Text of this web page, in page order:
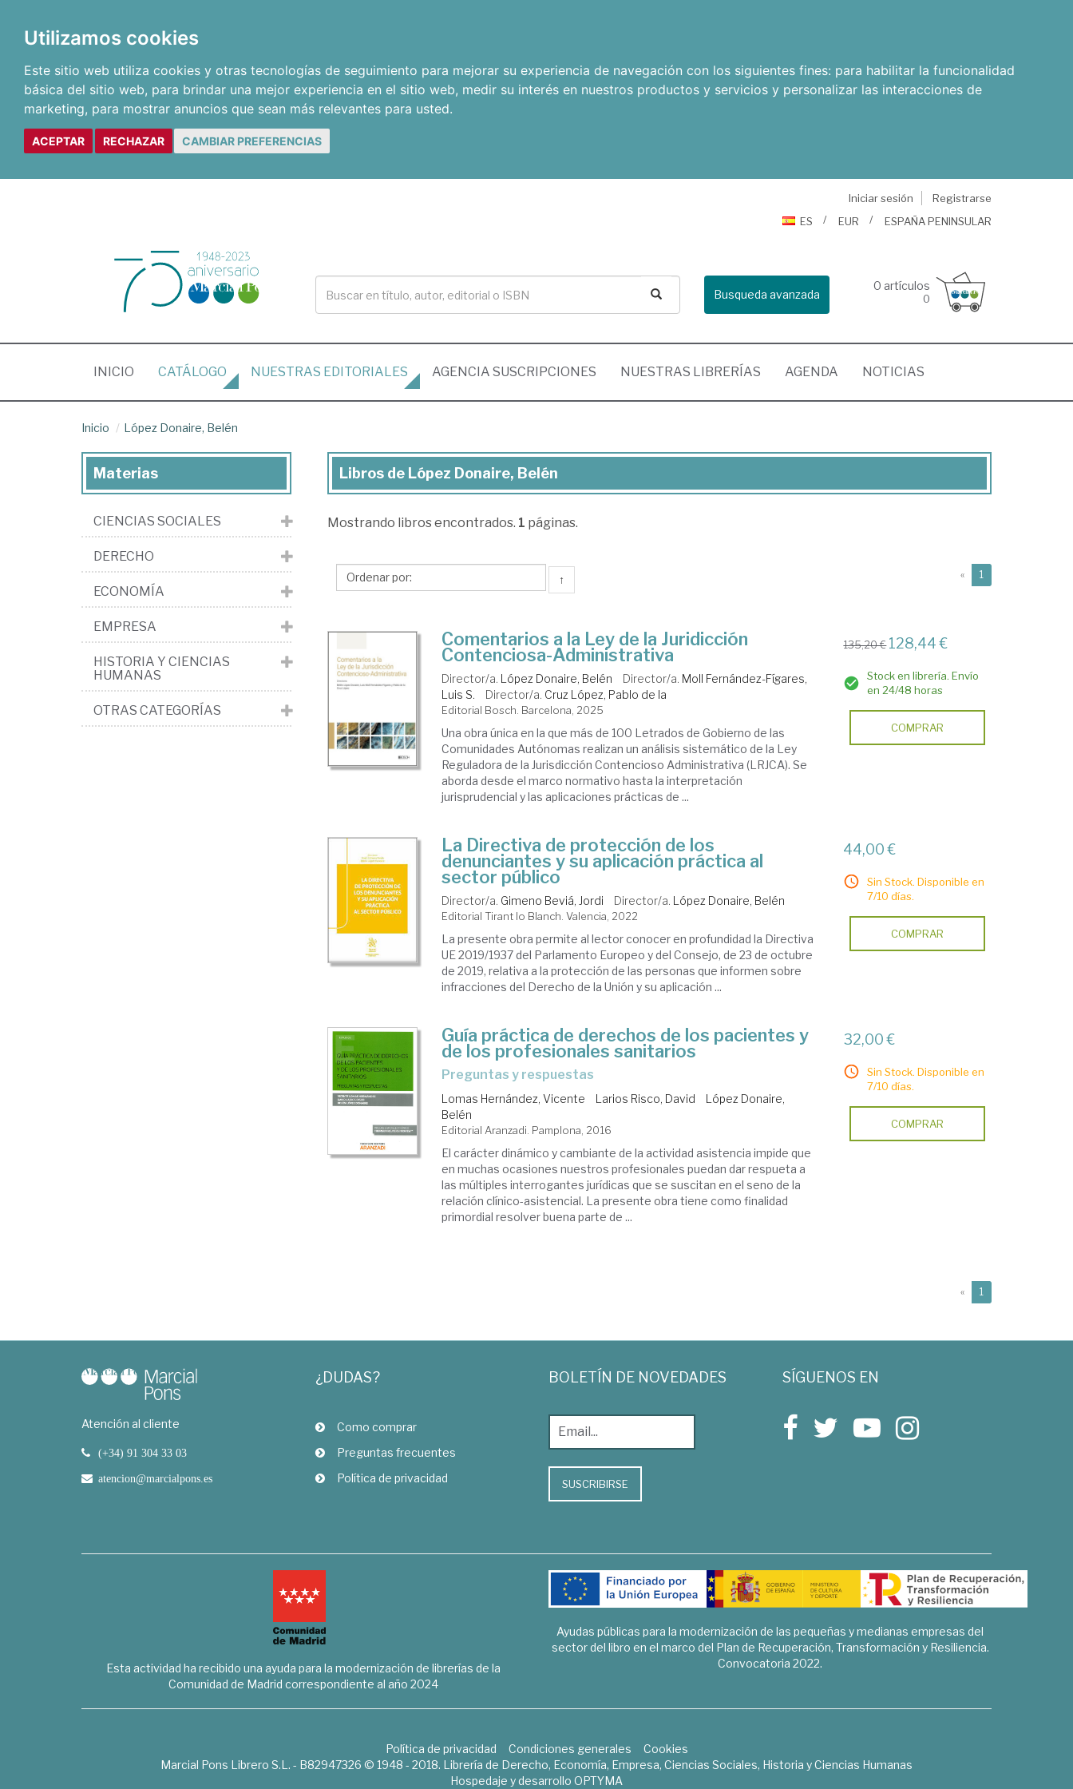
Utilizamos cookies
Este sitio web utiliza cookies y otras tecnologías de seguimiento para mejorar su experiencia de navegación con los siguientes fines: para habilitar la funcionalidad
básica del sitio web, para brindar una mejor experiencia en el sitio web, medir su interés en nuestros productos y servicios y personalizar las interacciones de
marketing, para mostrar anuncios que sean más relevantes para usted.
ACEPTAR RECHAZAR CAMBIAR PREFERENCIAS
Iniciar sesión
Registrarse
ES
EUR ESPAÑA PENINSULAR
Busqueda avanzada
0 artículos
0
INICIO (CURRENT)
CATÁLOGO NUESTRAS EDITORIALES AGENCIA SUSCRIPCIONES NUESTRAS LIBRERÍAS AGENDA NOTICIAS
Inicio López Donaire, Belén
Libros
López
Belén
Libros de López Donaire, Belén
Mostrando libros encontrados. 1 páginas.
↑ « 1
Comentarios a la Ley de la Juridicción
Contenciosa-Administrativa
Director/a. López Donaire, Belén Director/a. Moll Fernández-Fígares,
Luis S.
Director/a. Cruz López, Pablo de la
Editorial Bosch. Barcelona, 2025
Una obra única en la que más de 100 Letrados de Gobierno de las
Comunidades Autónomas realizan un análisis sistemático de la Ley
Reguladora de la Jurisdicción Contencioso Administrativa (LRJCA). Se
aborda desde el marco normativo hasta la interpretación
jurisprudencial y las aplicaciones prácticas de ...
135,20 € 128,44 €
Stock en librería. Envío
en 24/48 horas
COMPRAR
La Directiva de protección de los
denunciantes y su aplicación práctica al
sector público
Director/a. Gimeno Beviá, Jordi Director/a. López Donaire, Belén
Editorial Tirant lo Blanch. Valencia, 2022
La presente obra permite al lector conocer en profundidad la Directiva
UE 2019/1937 del Parlamento Europeo y del Consejo, de 23 de octubre
de 2019, relativa a la protección de las personas que informen sobre
infracciones del Derecho de la Unión y su aplicación ...
44,00 €
Sin Stock. Disponible en
7/10 días.
COMPRAR
Guía práctica de derechos de los pacientes y
de los profesionales sanitarios
preguntas y respuestas
Lomas Hernández, Vicente Larios Risco, David
López Donaire,
Belén
Editorial Aranzadi. Pamplona, 2016
El carácter dinámico y cambiante de la actividad asistencia impide que
en muchas ocasiones nuestros profesionales puedan dar respueta a
las múltiples interrogantes jurídicas que se suscitan en el seno de la
relación clínico-asistencial. La presente obra tiene como finalidad
primordial resolver buena parte de ...
32,00 €
Sin Stock. Disponible en
7/10 días.
COMPRAR
« 1
Materias
CIENCIAS SOCIALES
DERECHO
ECONOMÍA
EMPRESA
HISTORIA Y CIENCIAS
HUMANAS
OTRAS CATEGORÍAS
Atención al cliente
(+34) 91 304 33 03
atencion@marcialpons.es
¿DUDAS?
Como comprar
Preguntas frecuentes
Política de privacidad
BOLETÍN DE NOVEDADES
SUSCRIBIRSE
SÍGUENOS EN
Esta actividad ha recibido una ayuda para la modernización de librerías de la
Comunidad de Madrid correspondiente al año 2024
Ayudas públicas para la modernización de las pequeñas y medianas empresas del
sector del libro en el marco del Plan de Recuperación, Transformación y Resiliencia.
Convocatoria 2022.
Política de privacidad Condiciones generales
Cookies
Marcial Pons Librero S.L. - B82947326 © 1948 - 2018. Librería de Derecho, Economía, Empresa, Ciencias Sociales, Historia y Ciencias Humanas
Hospedaje y desarrollo OPTYMA